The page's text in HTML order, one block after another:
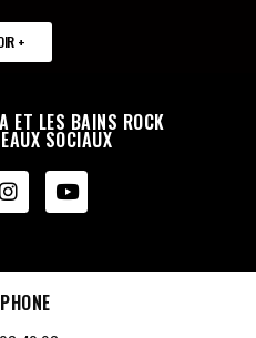
+
ET LES BAINS ROCK
SOCIAUX